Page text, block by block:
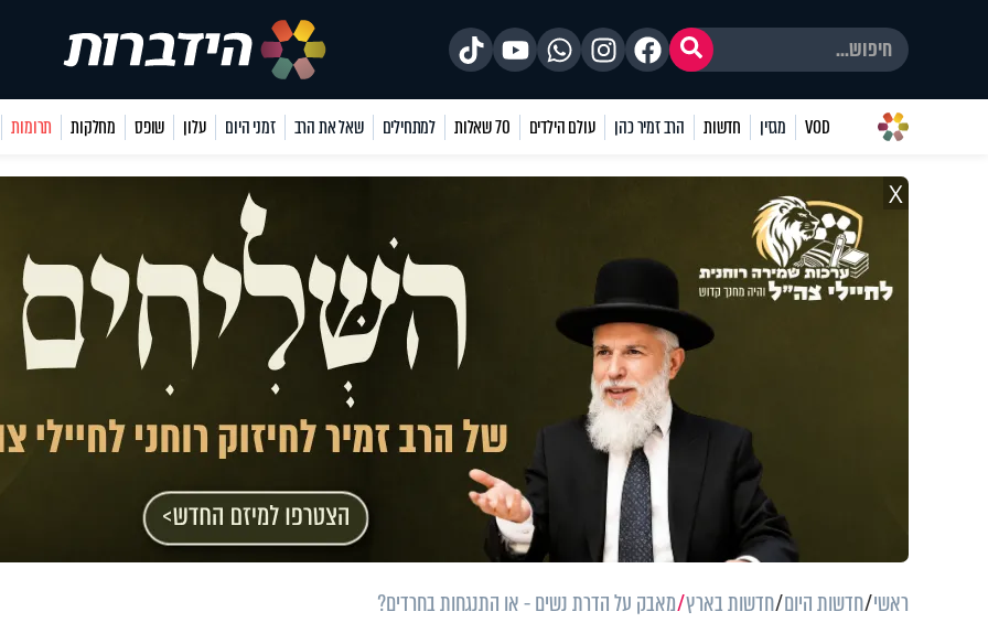
VOD מגזין חדשות הרב זמיר כהן עולם הילדים 70 שאלות למתחילים שאל את הרב זמני היום עלון שופס מחלקות תרומות
X
ראשי חדשות היום חדשות בארץ מאבק על הדרת נשים - או התנגחות בחרדים?